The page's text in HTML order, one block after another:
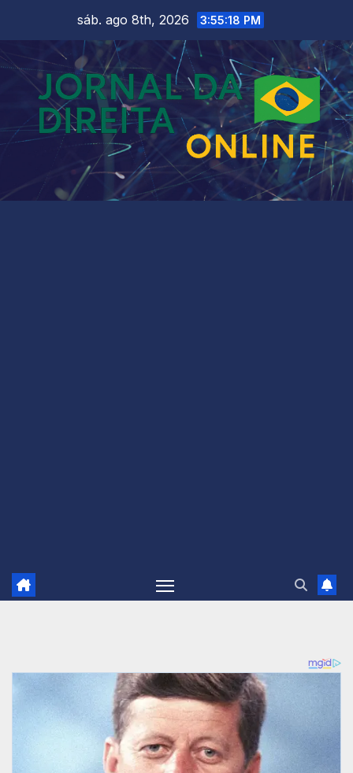
content
sáb. ago 8th, 2026 3:55:20 PM